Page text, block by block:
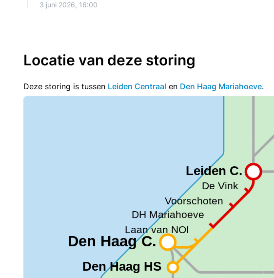
3 juni 2026, 16:00
Locatie van deze storing
Deze storing is tussen Leiden Centraal en Den Haag Mariahoeve.